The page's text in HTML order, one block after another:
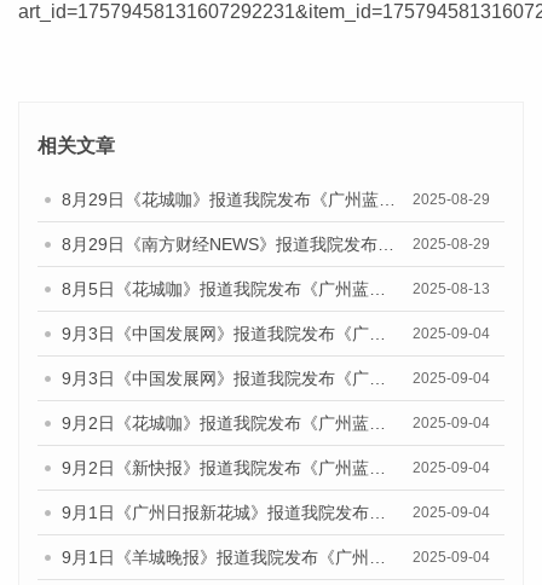
相关文章
2025-08-29
2025-08-29
2025-08-13
2025-09-04
2025-09-04
2025-09-04
2025-09-04
2025-09-04
2025-09-04